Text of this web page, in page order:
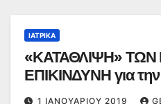
ΙΑΤΡΙΚΆ
«ΚΑΤΑΘΛΙΨΗ» ΤΩΝ
ΕΠΙΚΙΝΔΥΝΗ για
1 ΙΑΝΟΥΑΡΊΟΥ 2019